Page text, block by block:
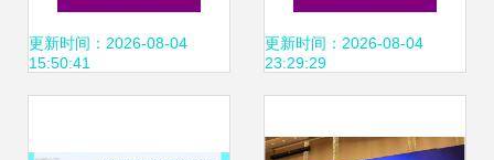
四十一分公司的专
更新时间：2026-08-04
15:50:41
合同示范文本，买
更新时间：2026-08-04
23:29:29